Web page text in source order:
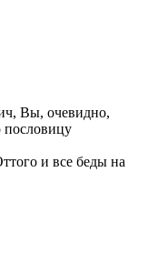
Вы, очевидно,
пословицу
и все беды на